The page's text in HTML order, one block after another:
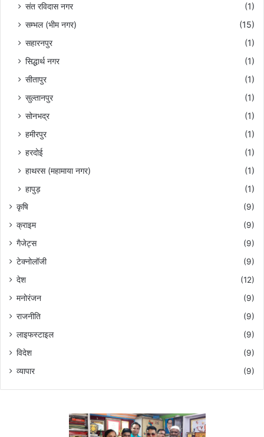
संत रविदास नगर
(1)
सम्भल (भीम नगर)
(15)
सहारनपुर
(1)
सिद्धार्थ नगर
(1)
सीतापुर
(1)
सुल्तानपुर
(1)
सोनभद्र
(1)
हमीरपुर
(1)
हरदोई
(1)
हाथरस (महामाया नगर)
(1)
हापुड़
(1)
कृषि
(9)
क्राइम
(9)
गैजेट्स
(9)
टेक्नोलॉजी
(9)
देश
(12)
मनोरंजन
(9)
राजनीति
(9)
लाइफस्टाइल
(9)
विदेश
(9)
व्यापार
(9)